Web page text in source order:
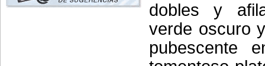
dobles y
verde oscuro
pubescente